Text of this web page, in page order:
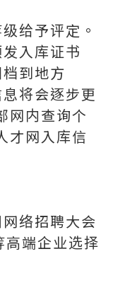
给予评定。
入库证书
到地方
将会逐步更
网内查询个
才网入库信
络招聘大会
端企业选择